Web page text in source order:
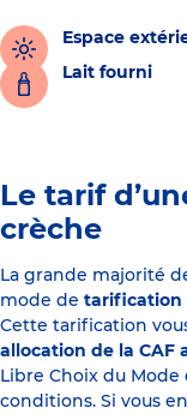
Espace
Lait fourni
Le tarif
crèche
La grande majorité
mode de tarification
Cette tarification
allocation de la CAF
Libre Choix du Mode
conditions. Si vous